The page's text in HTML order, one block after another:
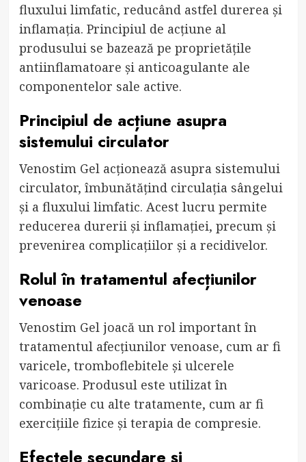
fluxului limfatic, reducând astfel durerea și
inflamația. Principiul de acțiune al
produsului se bazează pe proprietățile
antiinflamatoare și anticoagulante ale
componentelor sale active.
Principiul de acțiune asupra
sistemului circulator
Venostim Gel acționează asupra sistemului
circulator, îmbunătățind circulația sângelui
și a fluxului limfatic. Acest lucru permite
reducerea durerii și inflamației, precum și
prevenirea complicațiilor și a recidivelor.
Rolul în tratamentul afecțiunilor
venoase
Venostim Gel joacă un rol important în
tratamentul afecțiunilor venoase, cum ar fi
varicele, tromboflebitele și ulcerele
varicoase. Produsul este utilizat în
combinație cu alte tratamente, cum ar fi
exercițiile fizice și terapia de compresie.
Efectele secundare și